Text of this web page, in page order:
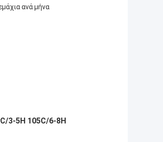
ανά μήνα
3-5H 105C/6-8H